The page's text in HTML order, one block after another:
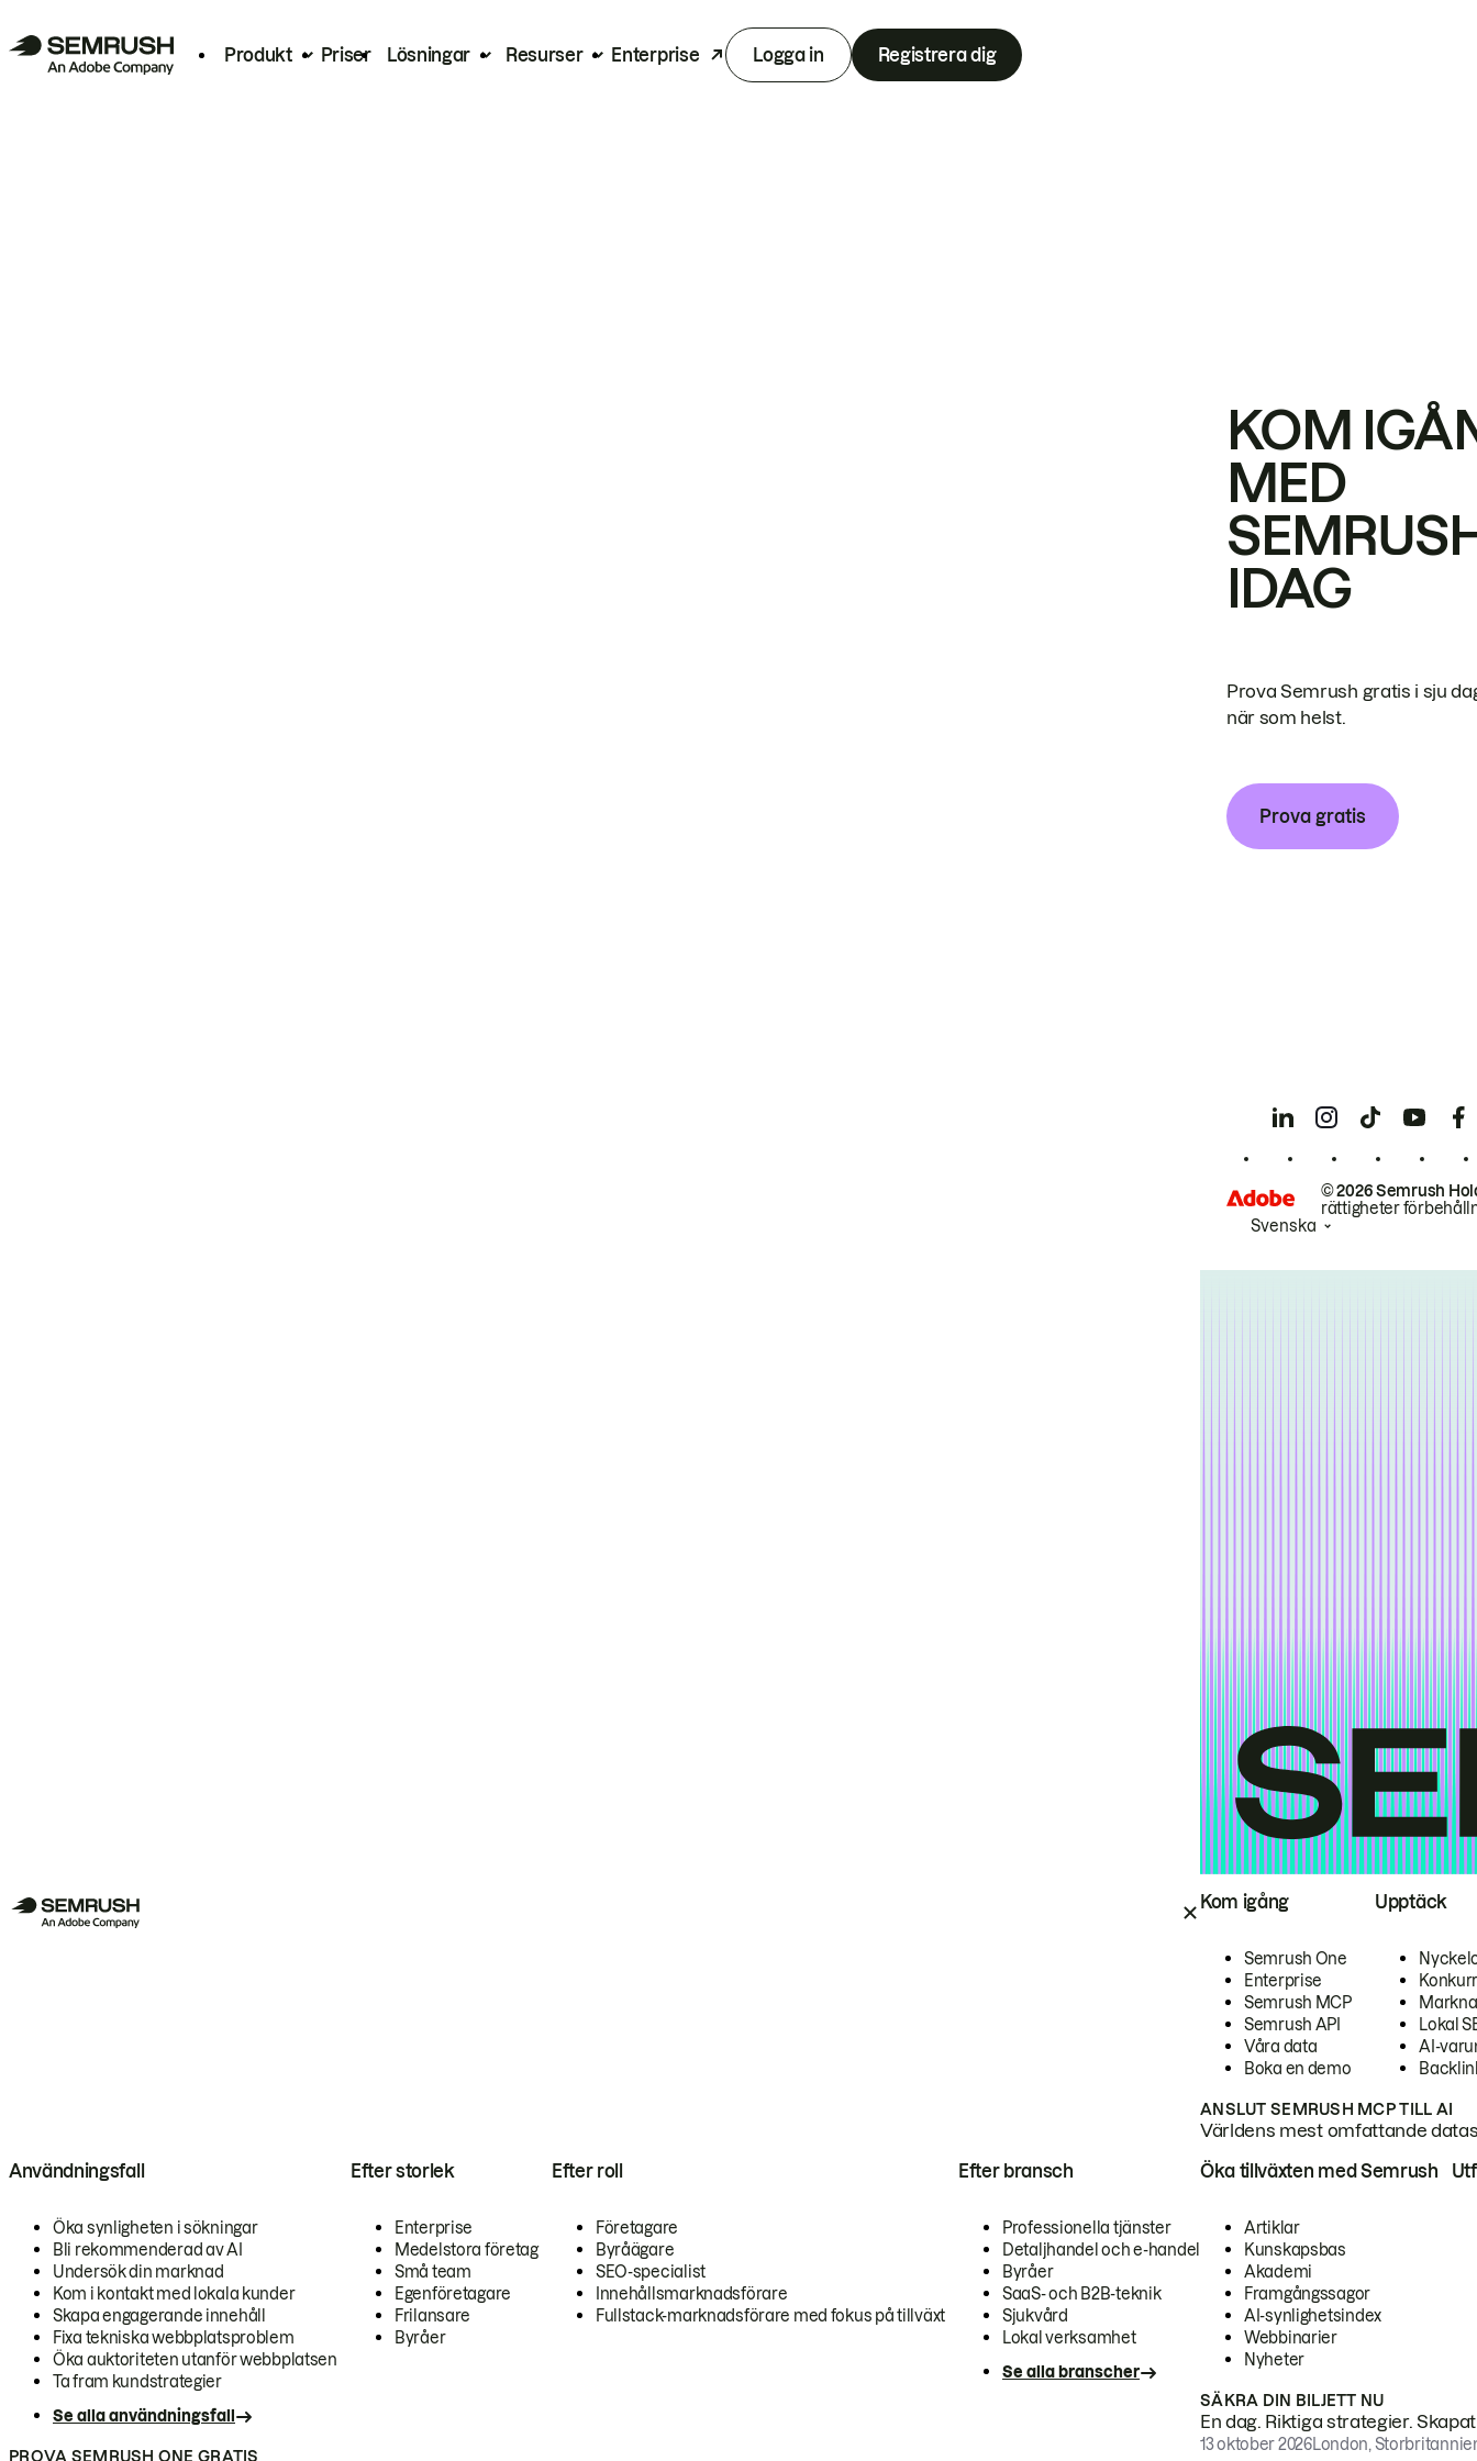
Produkt Priser Lösningar Resurser Enterprise Logga in Registrera dig
Kom igång
Semrush One
Enterprise
Semrush MCP
Semrush API
Våra data
Boka en demo
Upptäck
Lokal
AI-
ANSLUT SEMRUSH MCP TILL AI
Världens mest omfattande
Användningsfall
Öka synligheten i sökningar
Bli rekommenderad av AI
Undersök din marknad
Kom i kontakt med lokala kunder
Skapa engagerande innehåll
Fixa tekniska webbplatsproblem
Öka auktoriteten utanför webbplatsen
Ta fram kundstrategier
Se alla användningsfall
Efter storlek
Enterprise
Medelstora företag
Små team
Egenföretagare
Frilansare
Byråer
Efter roll
Företagare
Byråägare
SEO-specialist
Innehållsmarknadsförare
Fullstack-marknadsförare med fokus på tillväxt
Efter bransch
Professionella tjänster
Detaljhandel och e-handel
Byråer
SaaS- och B2B-teknik
Sjukvård
Lokal verksamhet
Se alla branscher
PROVA SEMRUSH ONE GRATIS
Öka tillväxten med Semrush
Artiklar
Kunskapsbas
Akademi
Framgångssagor
AI-synlighetsindex
Webbinarier
Nyheter
SÄKRA DIN BILJETT NU
En dag. Riktiga strategier.
13 oktober 2026London,
KOM
MED
IDAG
Prova Semrush gratis i sju
när som helst.
Prova gratis
© 2026 Semrush
rättigheter
Svenska